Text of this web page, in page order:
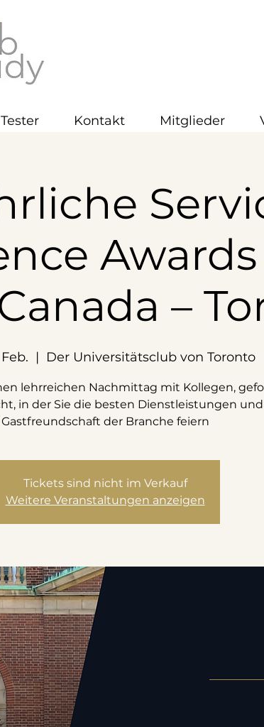
Tester Kontakt Mitglieder
–
  |
Der Universitätsclub von Toronto
lehrreichen Nachmittag mit Kollegen,
in der Sie die besten Dienstleistungen und
Gastfreundschaft der Branche feiern
Tickets sind nicht im Verkauf
Weitere Veranstaltungen anzeigen